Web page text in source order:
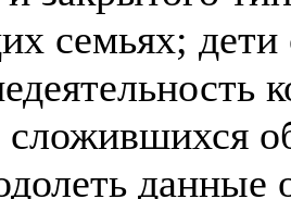
семьях; дети
сложившихся
данные